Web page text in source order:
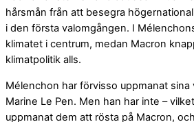
hårsmån från att besegra
i den första valomgången. I
klimatet i centrum, medan Macron
klimatpolitik alls.
Mélenchon har förvisso uppmanat sina
Marine Le Pen. Men han har inte –
uppmanat dem att rösta på Macron,